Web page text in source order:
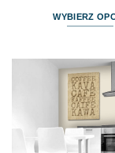
WYBIERZ
ma
wiele